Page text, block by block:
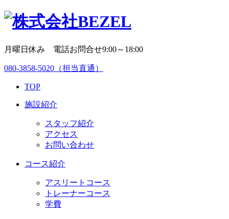
月曜日休み 電話お問合せ9:00～18:00
080-3858-5020 （担当直通）
TOP
施設紹介
スタッフ紹介
アクセス
お問い合わせ
コース紹介
アスリートコース
トレーナーコース
学費